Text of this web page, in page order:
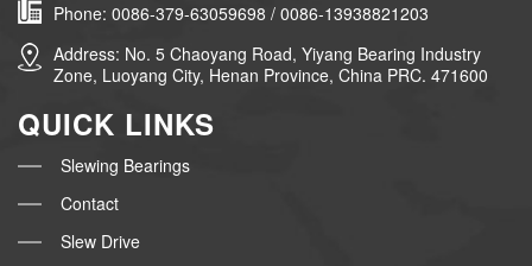
Phone: 0086-379-63059698 / 0086-13938821203
Address: No. 5 Chaoyang Road, Yiyang Bearing Industry
Zone, Luoyang City, Henan Province, China PRC. 471600
QUICK LINKS
Slewing Bearings
Contact
Slew Drive